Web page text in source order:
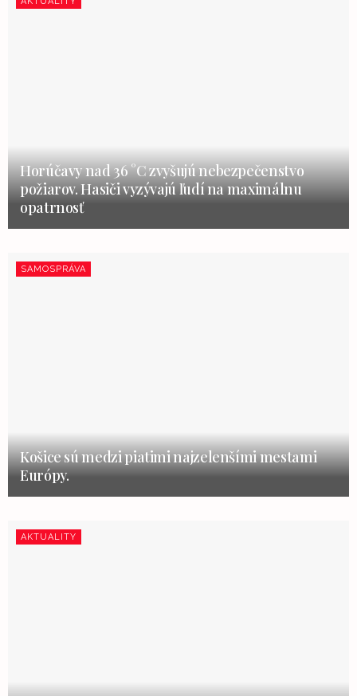
Horúčavy nad 36 °C zvyšujú nebezpečenstvo
požiarov. Hasiči vyzývajú ľudí na maximálnu
opatrnosť
SAMOSPRÁVA
Košice sú medzi piatimi najzelenšími mestami
Európy.
AKTUALITY